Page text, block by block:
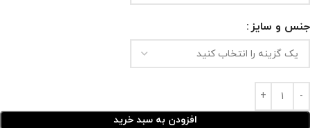
جنس و سایز
افزودن به سبد خرید